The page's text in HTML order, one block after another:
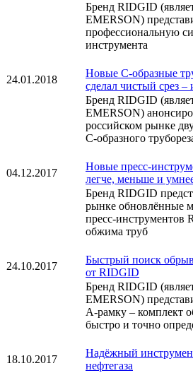
Бренд RIDGID
EMERSON)
профессиональную
инструмента
24.01.2018
Новые С-образные
сделал чистый срез –
Бренд RIDGID
EMERSON)
российском рынке
С-образного
04.12.2017
Новые пресс-
легче, меньше и
Бренд RIDGID
рынке обновлённые
пресс-инструментов
обжима труб
24.10.2017
Быстрый поиск
от RIDGID
Бренд RIDGID
EMERSON)
А-рамку – комплект
быстро и точно
18.10.2017
Надёжный
нефтегаза